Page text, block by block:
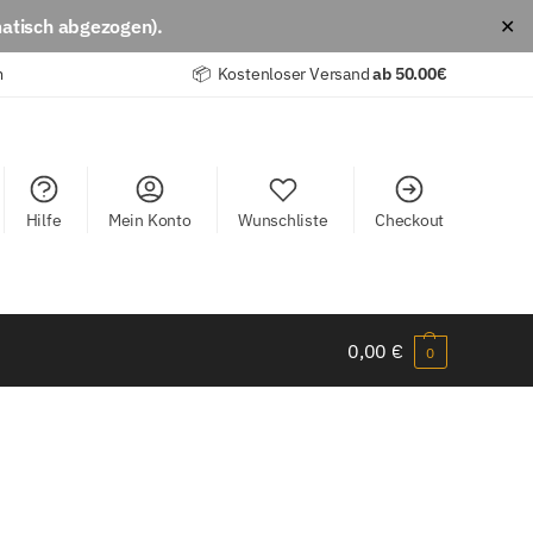
abgezogen). ✕
📦 Kostenloser Versandab 50.00€
Hilfe Mein Konto Wunschliste Checkout
0,00 € 0